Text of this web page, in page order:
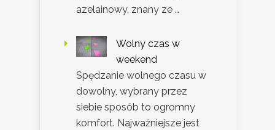
azelainowy, znany ze …
Wolny czas w
weekend
Spędzanie wolnego czasu w
dowolny, wybrany przez
siebie sposób to ogromny
komfort. Najważniejsze jest